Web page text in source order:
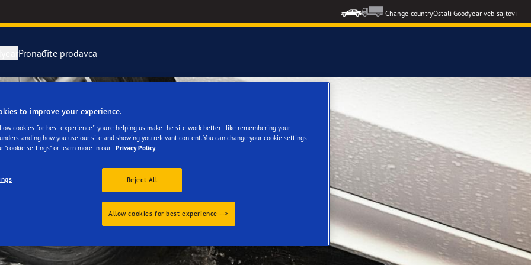
Change countryOstali Goodyear veb-sajtovi
pneumatici
F1 Asymmetric 6
Pronađite prodavca
to improve your experience.
cookies for best experience", you're helping us make the site work better--like remembering your
how you use our site and showing you relevant content. You can change your cookie settings
"cookie settings" or learn more in our Privacy Policy
Reject All
Allow cookies for best experience -->